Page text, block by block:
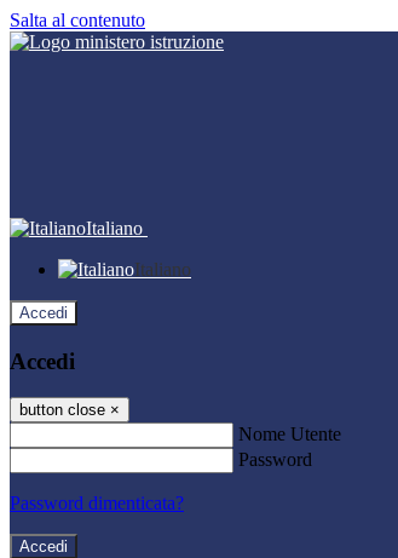
Salta al contenuto
Italiano
Italiano
Accedi
Accedi
button close ×
Nome Utente
Password
Password dimenticata?